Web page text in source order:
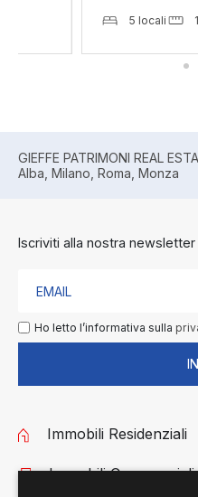
5 locali 172 mq
GIEFFE PATRIMONI REAL
Alba, Milano, Roma, Monza
Iscriviti alla nostra newsletter
Ho letto l’informativa sulla
Immobili Residenziali
Immobili Commerciali